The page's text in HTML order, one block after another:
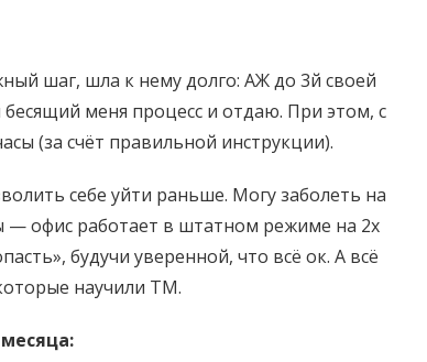
шаг, шла к нему долго: АЖ до 3й своей
меня процесс и отдаю. При этом, с
(за счёт правильной инструкции).
себе уйти раньше. Могу заболеть на
— офис работает в штатном режиме на 2х
будучи уверенной, что всё ок. А всё
научили ТМ.